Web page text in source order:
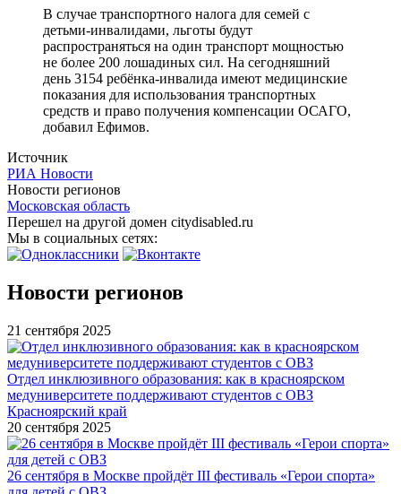
В случае транспортного налога для семей с
детьми-инвалидами, льготы будут
распространяться на один транспорт мощностью
не более 200 лошадиных сил. На сегодняшний
день 3154 ребёнка-инвалида имеют медицинские
показания для использования транспортных
средств и право получения компенсации ОСАГО,
добавил Ефимов.
Источник
РИА Новости
Новости регионов
Московская область
Перешел на другой домен citydisabled.ru
Мы в социальных сетях:
Новости регионов
21 сентября 2025
Отдел инклюзивного образования: как в красноярском
медуниверситете поддерживают студентов с ОВЗ
Красноярский край
20 сентября 2025
26 сентября в Москве пройдёт III фестиваль «Герои спорта»